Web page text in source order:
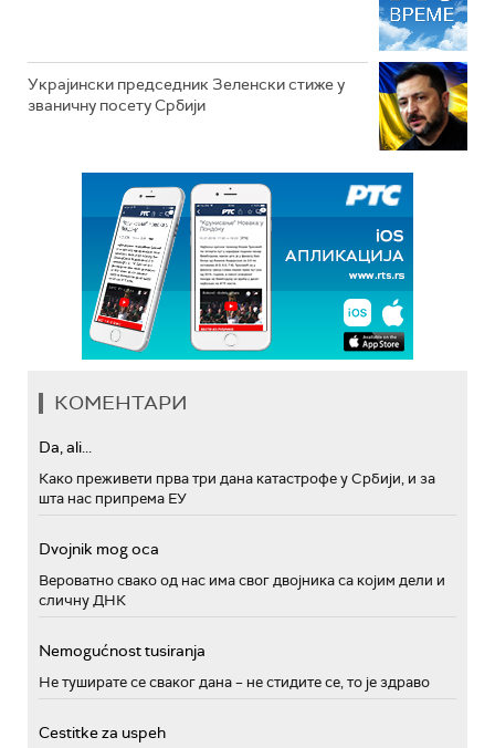
Украјински председник Зеленски стиже у
званичну посету Србији
КОМЕНТАРИ
Da, ali...
Како преживети прва три дана катастрофе у Србији, и за
шта нас припрема ЕУ
Dvojnik mog oca
Вероватно свако од нас има свог двојника са којим дели и
сличну ДНК
Nemogućnost tusiranja
Не туширате се сваког дана – не стидите се, то је здраво
Cestitke za uspeh